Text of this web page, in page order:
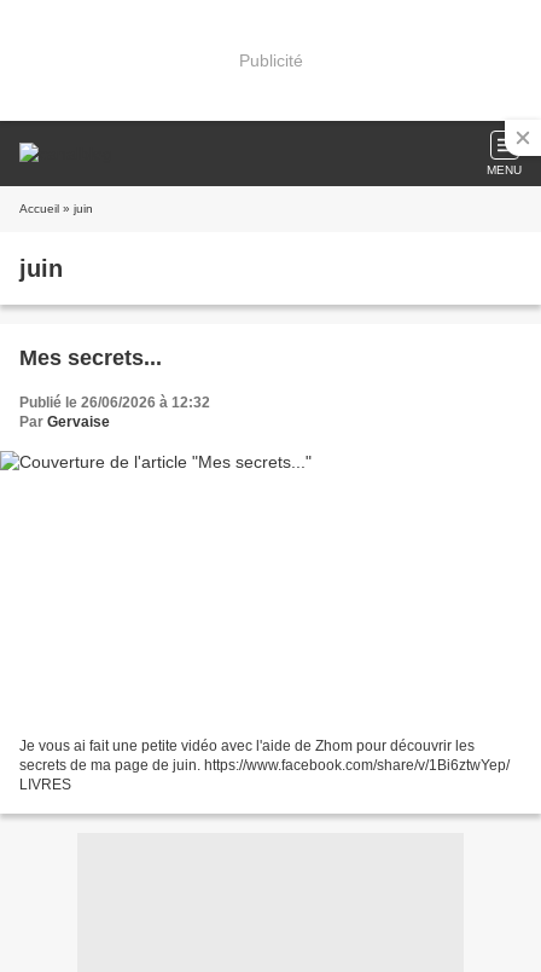
Publicité
MENU
Accueil » juin
juin
Mes secrets...
Publié le 26/06/2026 à 12:32
Par Gervaise
Je vous ai fait une petite vidéo avec l'aide de Zhom pour découvrir les
secrets de ma page de juin. https://www.facebook.com/share/v/1Bi6ztwYep/
LIVRES